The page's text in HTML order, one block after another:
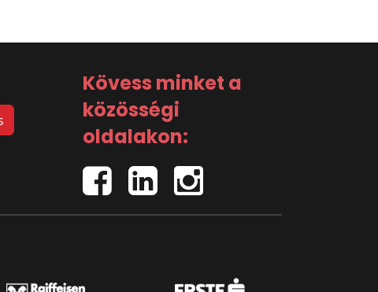
Kövess minket a
közösségi
oldalakon: